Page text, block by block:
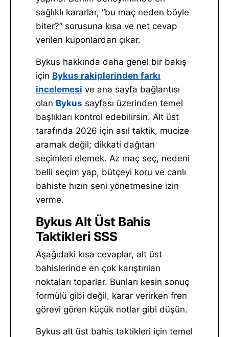
sağlıklı kararlar, “bu maç neden böyle
biter?” sorusuna kısa ve net cevap
verilen kuponlardan çıkar.
Bykus hakkında daha genel bir bakış
için Bykus rakiplerinden farkı
incelemesi ve ana sayfa bağlantısı
olan Bykus sayfası üzerinden temel
başlıkları kontrol edebilirsin. Alt üst
tarafında 2026 için asıl taktik, mucize
aramak değil; dikkati dağıtan
seçimleri elemek. Az maç seç, nedeni
belli seçim yap, bütçeyi koru ve canlı
bahiste hızın seni yönetmesine izin
verme.
Bykus Alt Üst Bahis
Taktikleri SSS
Aşağıdaki kısa cevaplar, alt üst
bahislerinde en çok karıştırılan
noktaları toparlar. Bunları kesin sonuç
formülü gibi değil, karar verirken fren
görevi gören küçük notlar gibi düşün.
Bykus alt üst bahis taktikleri için temel